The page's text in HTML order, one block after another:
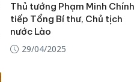
Thủ tướng Phạm Minh Chính
tiếp Tổng Bí thư, Chủ tịch
nước Lào
29/04/2025